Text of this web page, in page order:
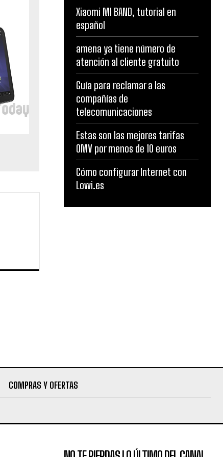
Xiaomi MI BAND, tutorial en
español
amena ya tiene número de
atención al cliente gratuito
Guía para reclamar a las
compañías de
telecomunicaciones
Estas son las mejores tarifas
OMV por menos de 10 euros
Cómo configurar Internet con
Lowi.es
COMPRAS Y OFERTAS